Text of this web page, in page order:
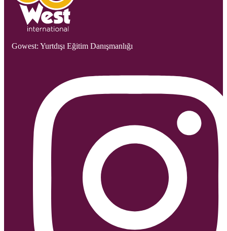
Gowest: Yurtdışı Eğitim Danışmanlığı